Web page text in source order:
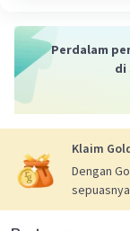
gelar-
zalim."
Beri
GusFahri G
Perdalam
di
Klaim
Dengan